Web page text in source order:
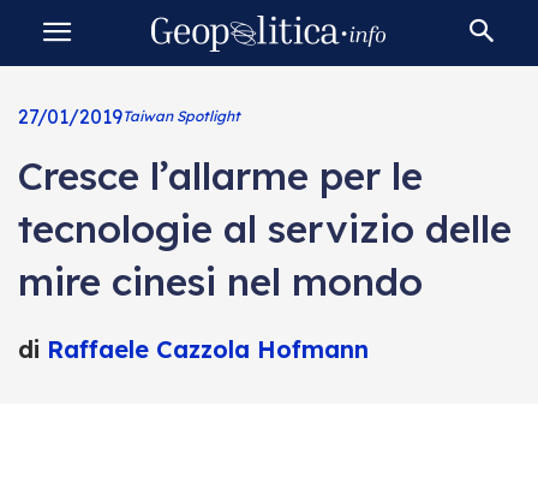
27/01/2019Taiwan Spotlight
Cresce l’allarme per le
tecnologie al servizio delle
mire cinesi nel mondo
di Raffaele Cazzola Hofmann